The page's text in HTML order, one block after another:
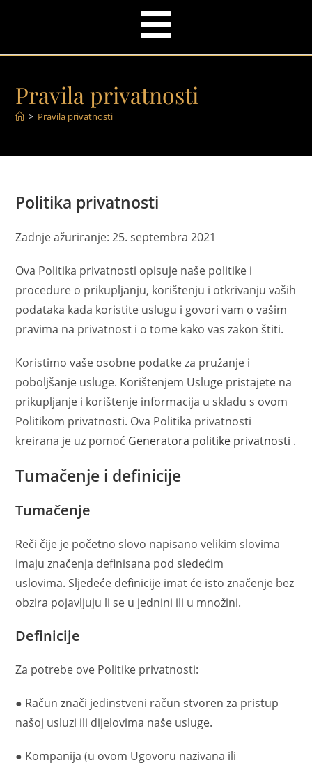
Pravila privatnosti
> Pravila privatnosti
Politika privatnosti
Zadnje ažuriranje: 25. septembra 2021
Ova Politika privatnosti opisuje naše politike i
procedure o prikupljanju, korištenju i otkrivanju vaših
podataka kada koristite uslugu i govori vam o vašim
pravima na privatnost i o tome kako vas zakon štiti.
Koristimo vaše osobne podatke za pružanje i
poboljšanje usluge. Korištenjem Usluge pristajete na
prikupljanje i korištenje informacija u skladu s ovom
Politikom privatnosti. Ova Politika privatnosti
kreirana je uz pomoć Generatora politike privatnosti .
Tumačenje i definicije
Tumačenje
Reči čije je početno slovo napisano velikim slovima
imaju značenja definisana pod sledećim
uslovima. Sljedeće definicije imat će isto značenje bez
obzira pojavljuju li se u jednini ili u množini.
Definicije
Za potrebe ove Politike privatnosti:
● Račun znači jedinstveni račun stvoren za pristup
našoj usluzi ili dijelovima naše usluge.
● Kompanija (u ovom Ugovoru nazivana ili